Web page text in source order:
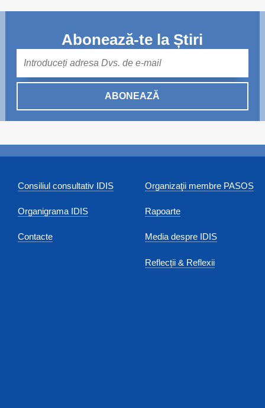
Abonează-te la Știri
ABONEAZĂ
Consiliul consultativ IDIS
Organigrama IDIS
Contacte
Organizaţii membre PASOS
Rapoarte
Media despre IDIS
Reflecții & Reflexii